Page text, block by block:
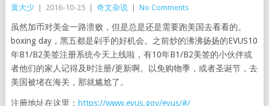
黄大少 2016-10-25 奇文杂说 No Comments
虽然加币对美金一路溃败，但是总是还是需要跑美国去看看的。
boxing day，黑五都是剁手的好机会。之前炒的沸沸扬扬的EVUS10
年B1/B2美签注册系统今天上线啦，有10年B1/B2美签的小伙伴或
者他们的家人记得及时注册/更新啊。以免购物季，或者圣诞节，去
美国被堵在海关，那就尴尬了。
注册地址在这里： https://www.evus.gov/evus/#/